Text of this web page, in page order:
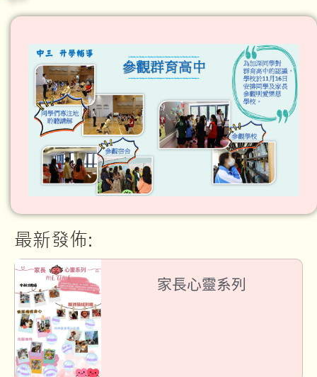
最新發佈:
家長心靈系列